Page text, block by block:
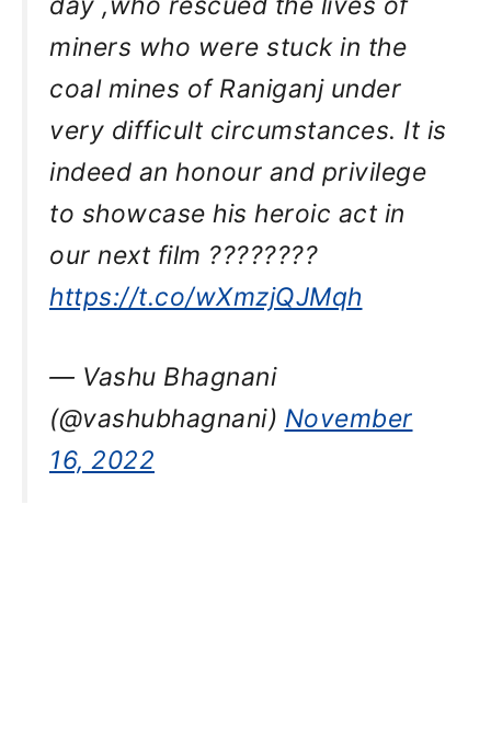
miners who were stuck in the
coal mines of Raniganj under
very difficult circumstances. It is
indeed an honour and privilege
to showcase his heroic act in
our next film ????????
https://t.co/wXmzjQJMqh
— Vashu Bhagnani
(@vashubhagnani) November
16, 2022